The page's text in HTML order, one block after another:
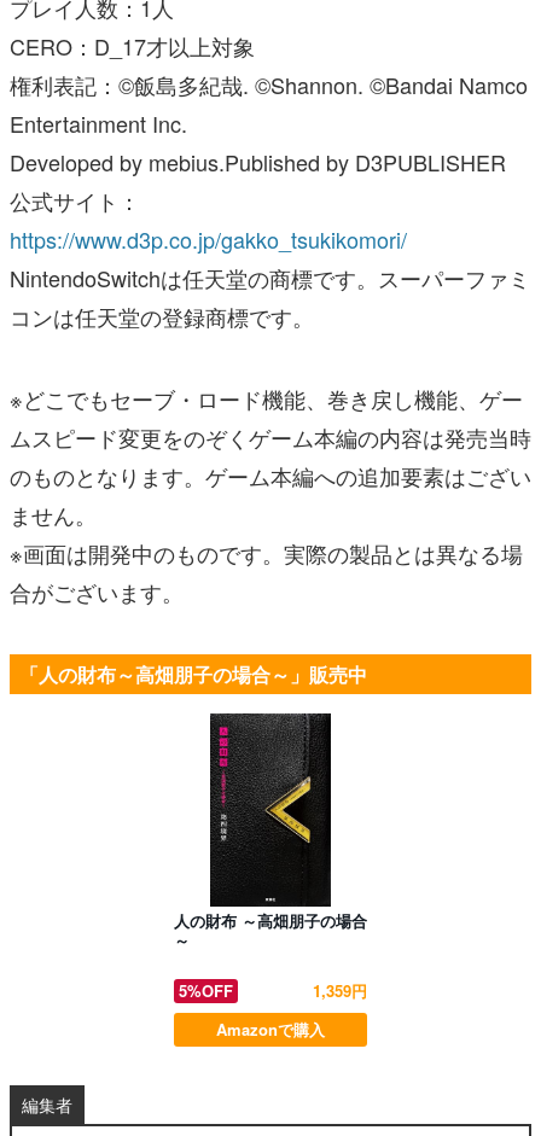
プレイ人数：1人
CERO：D_17才以上対象
権利表記：©飯島多紀哉. ©Shannon. ©Bandai Namco
Entertainment Inc.
Developed by mebius.Published by D3PUBLISHER
公式サイト：
https://www.d3p.co.jp/gakko_tsukikomori/
NintendoSwitchは任天堂の商標です。スーパーファミ
コンは任天堂の登録商標です。
※どこでもセーブ・ロード機能、巻き戻し機能、ゲー
ムスピード変更をのぞくゲーム本編の内容は発売当時
のものとなります。ゲーム本編への追加要素はござい
ません。
※画面は開発中のものです。実際の製品とは異なる場
合がございます。
「人の財布～高畑朋子の場合～」販売中
人の財布 ～高畑朋子の場合
～
5%OFF
1,359円
Amazonで購入
編集者